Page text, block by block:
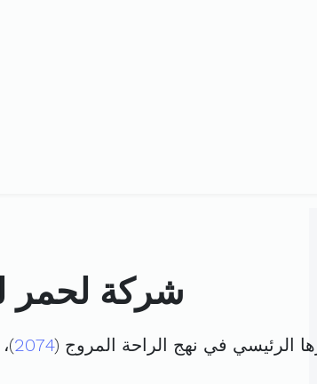
شركة لحمر
الرئيسي في نهج الراحة المروج (2074